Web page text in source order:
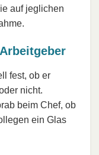
auf jeglichen
fest, ob er
nicht.
beim Chef, ob
ein Glas